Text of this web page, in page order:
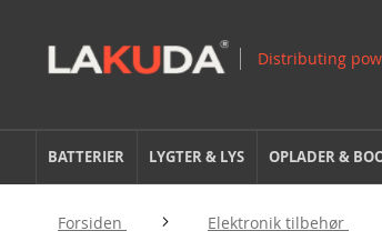
BATTERIER LYGTER & LYS OPLADER &
Forsiden Elektronik tilbehør